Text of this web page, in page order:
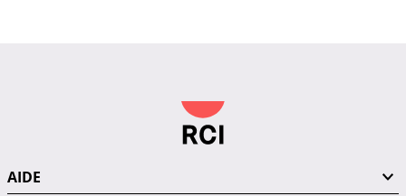
AIDE